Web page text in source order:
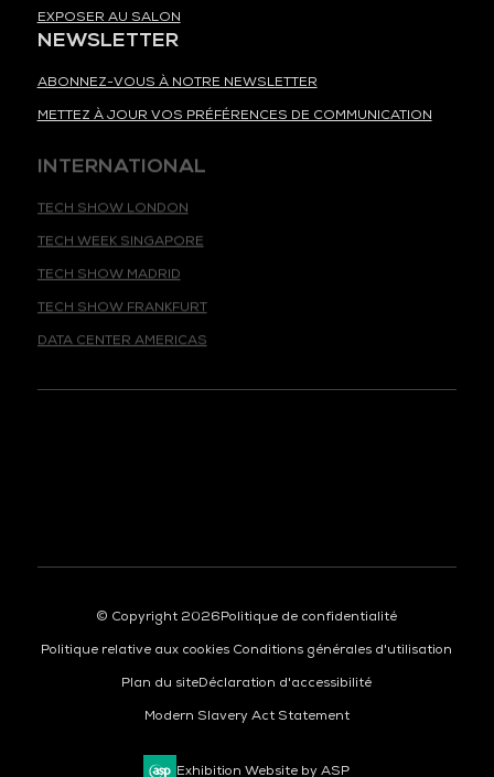
EXPOSER AU SALON
NEWSLETTER
ABONNEZ-VOUS À NOTRE NEWSLETTER
METTEZ À JOUR VOS PRÉFÉRENCES DE COMMUNICATION
TECH WEEK SINGAPORE
TECH SHOW MADRID
TECH SHOW FRANKFURT
DATA CENTER AMERICAS
© Copyright 2026Politique de confidentialité
Politique relative aux cookies Conditions générales d'utilisation
Plan du siteDéclaration d'accessibilité
Modern Slavery Act Statement
Exhibition Website by ASP